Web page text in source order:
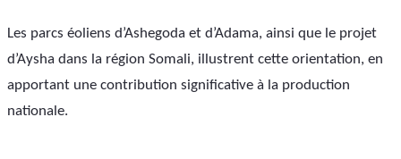
Les parcs éoliens d’Ashegoda et d’Adama, ainsi que le projet
d’Aysha dans la région Somali, illustrent cette orientation, en
apportant une contribution significative à la production
nationale.